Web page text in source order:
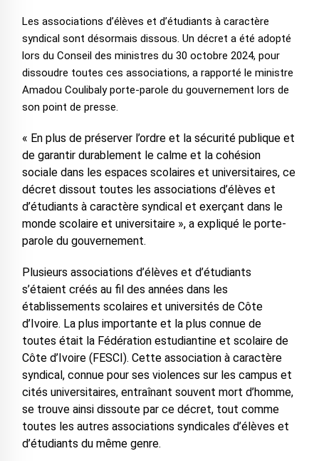
Les associations d’élèves et d’étudiants à caractère
syndical sont désormais dissous. Un décret a été adopté
lors du Conseil des ministres du 30 octobre 2024, pour
dissoudre toutes ces associations, a rapporté le ministre
Amadou Coulibaly porte-parole du gouvernement lors de
son point de presse.
« En plus de préserver l’ordre et la sécurité publique et
de garantir durablement le calme et la cohésion
sociale dans les espaces scolaires et universitaires, ce
décret dissout toutes les associations d’élèves et
d’étudiants à caractère syndical et exerçant dans le
monde scolaire et universitaire », a expliqué le porte-
parole du gouvernement.
Plusieurs associations d’élèves et d’étudiants
s’étaient créés au fil des années dans les
établissements scolaires et universités de Côte
d’Ivoire. La plus importante et la plus connue de
toutes était la Fédération estudiantine et scolaire de
Côte d’Ivoire (FESCI). Cette association à caractère
syndical, connue pour ses violences sur les campus et
cités universitaires, entraînant souvent mort d’homme,
se trouve ainsi dissoute par ce décret, tout comme
toutes les autres associations syndicales d’élèves et
d’étudiants du même genre.